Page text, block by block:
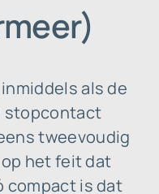
als de
stopcontact
tweevoudig
het feit dat
compact is dat